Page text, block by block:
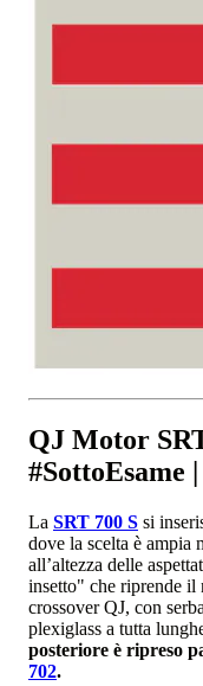
QJ Motor
#SottoEsame
La SRT 700 S si
dove la scelta è ampia
all’altezza delle
insetto" che riprende
crossover QJ, con
plexiglass a tutta
posteriore è ripreso
702.